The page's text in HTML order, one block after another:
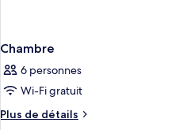
Chambre
6 personnes
Wi-Fi gratuit
Plus de détails
Plus